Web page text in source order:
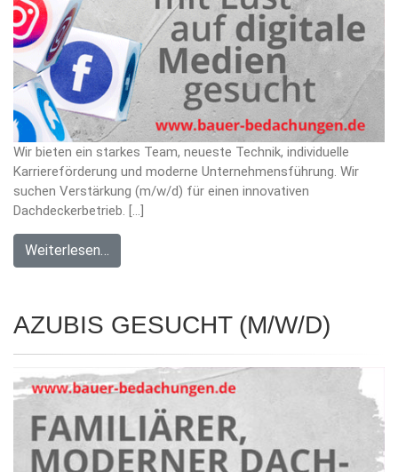
Wir bieten ein starkes Team, neueste Technik, individuelle
Karriereförderung und moderne Unternehmensführung. Wir
suchen Verstärkung (m/w/d) für einen innovativen
Dachdeckerbetrieb. […]
Weiterlesen…
AZUBIS GESUCHT (M/W/D)